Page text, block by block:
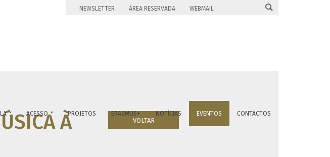
NEWSLETTER ÁREA RESERVADA WEBMAIL 
 ACESSO  PROJETOS ERASMUS+ NOTÍCIAS EVENTOS CONTACTOS
VOLTAR
À